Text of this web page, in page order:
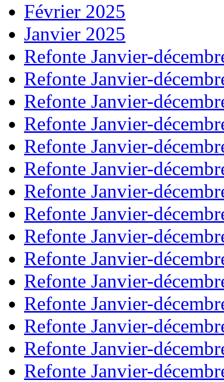
Février 2025
Janvier 2025
Refonte Janvier-
Refonte Janvier-
Refonte Janvier-
Refonte Janvier-
Refonte Janvier-
Refonte Janvier-
Refonte Janvier-
Refonte Janvier-
Refonte Janvier-
Refonte Janvier-
Refonte Janvier-
Refonte Janvier-
Refonte Janvier-
Refonte Janvier-
Refonte Janvier-